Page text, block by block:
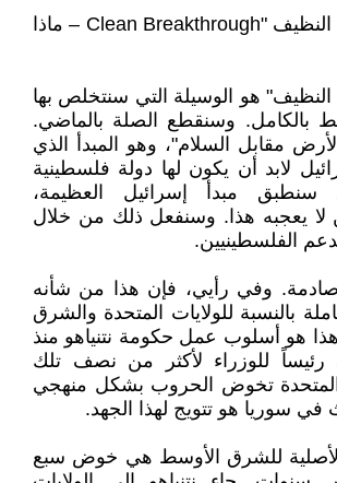
سؤال – "الاختراق النظيف "Clean Breakthrough – ماذا
هو الوسيلة التي سنتخلص بها
بالكامل. وسنقطع الصلة بالماضي.
مقابل السلام"، وهو المبدأ الذي
لابد أن يكون لها دولة فلسطينية
سنطبق مبدأ إسرائيل العظيمة،
يعجبه هذا. وسنفعل ذلك من خلال
الفلسطينيين.
وفي رأيي، فإن هذا من شأنه
بالنسبة للولايات المتحدة والشرق
هو أسلوب عمل حكومة نتنياهو منذ
وكان رئيساً للوزراء لأكثر من نصف تلك
المتحدة تخوض الحروب بشكل منهجي
في سوريا هو تتويج لهذا الجهد.
للشرق الأوسط هي خوض سبع